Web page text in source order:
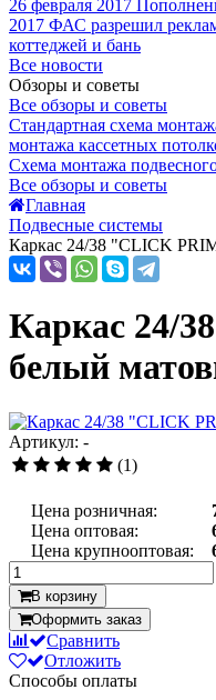
26 февраля 2017
2017 ФАС разрешил
коттеджей и бань
Все новости
Обзоры и советы
Все обзоры и советы
Стандартная схема
монтажа кассетных
Схема монтажа
Все обзоры и советы
Главная
Подвесные системы
Каркас 24/38 "CLICK
Каркас 24/
белый
Артикул: -
(1)
Цена розничная:
Цена оптовая:
Цена крупнооптовая:
В корзину
Оформить заказ
Сравнить
Отложить
Способы оплаты